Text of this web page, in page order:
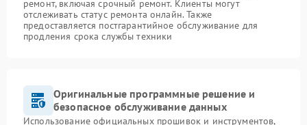
ремонт, включая срочный ремонт. Клиенты могут
отслеживать статус ремонта онлайн. Также
предоставляется постгарантийное обслуживание для
продления срока службы техники
Оригинальные программные решение и
безопасное обслуживание данных
Использование официальных прошивок и инструментов,